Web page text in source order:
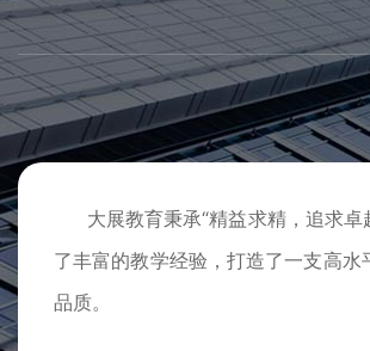
大展教育秉承“精益求精，追求
了丰富的教学经验，打造了一支高
品质。